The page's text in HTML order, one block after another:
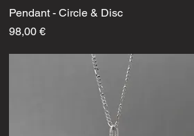
Schnellansicht
Pendant - Circle & Disc
Preis
98,00 €